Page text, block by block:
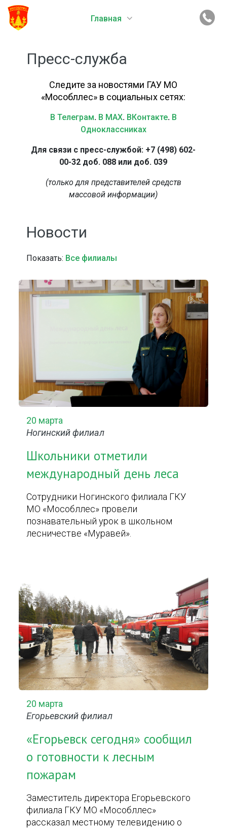
Главная
Пресс-служба
Следите за новостями ГАУ МО
«Мособллес» в социальных сетях:
В Телеграм. В MAX. ВКонтакте. В
Одноклассниках
Для связи с пресс-службой: +7 (498) 602-
00-32 доб. 088 или доб. 039
(только для представителей средств
массовой информации)
Новости
Показать: Все филиалы
20 марта
Ногинский филиал
Школьники отметили
международный день леса
Сотрудники Ногинского филиала ГКУ
МО «Мособллес» провели
познавательный урок в школьном
лесничестве «Муравей».
20 марта
Егорьевский филиал
«Егорьевск сегодня» сообщил
о готовности к лесным
пожарам
Заместитель директора Егорьевского
филиала ГКУ МО «Мособллес»
рассказал местному телевидению о